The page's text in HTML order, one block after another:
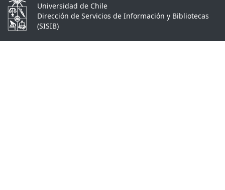
Universidad de Chile
Dirección de Servicios de Información y Bibliotecas
(SISIB)